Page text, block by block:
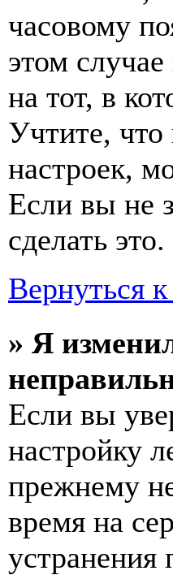
часовому
этом
на тот, в
Учтите, что
настроек,
Если вы не
сделать это.
Вернуться
» Я
Если вы
настройку
прежнему
время на
устранения